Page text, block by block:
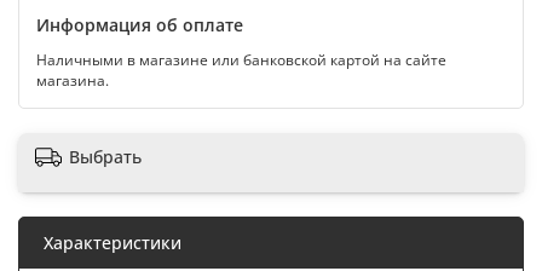
Информация об оплате
Наличными в магазине или банковской картой на сайте
магазина.
Выбрать
Характеристики